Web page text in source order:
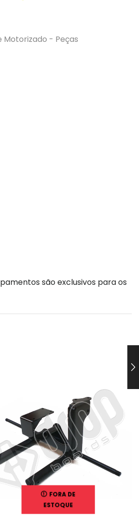
Motorizado - Peças
são exclusivos para os
FORA DE
ESTOQUE